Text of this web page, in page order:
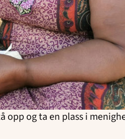
opp og ta en plass i